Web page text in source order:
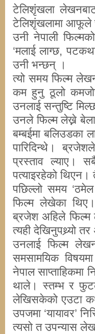
टेलिशृंखला लेखनबाट
टेलिशृंखलामा आफूले
उनी नेपाली
‘मलाई लाग्छ,
उनी भन्छन् ।
त्यो समय फिल्म
कम हुनु ठूलो
उनलाई सन्तुष्टि
उनले फिल्म लेख्ने
बम्बईमा बलिउडका
पारिदिन्थे।
प्रस्ताव ल्याए।
पत्याइरहेको
पछिल्लो समय
फिल्म लेखेका
ब्रजेश अहिले फिल्म
त्यही देखिनुपथ्र्यो
उनलाई फिल्म
समसामयिक
नेपाल साप्ताहिकमा
थाले। स्तम्भ र
लेखिसकेको एउटा
उपजमा ‘यायावर’
त्यसो त उपन्यास